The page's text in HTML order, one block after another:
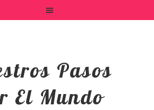
Pasos
El Mundo